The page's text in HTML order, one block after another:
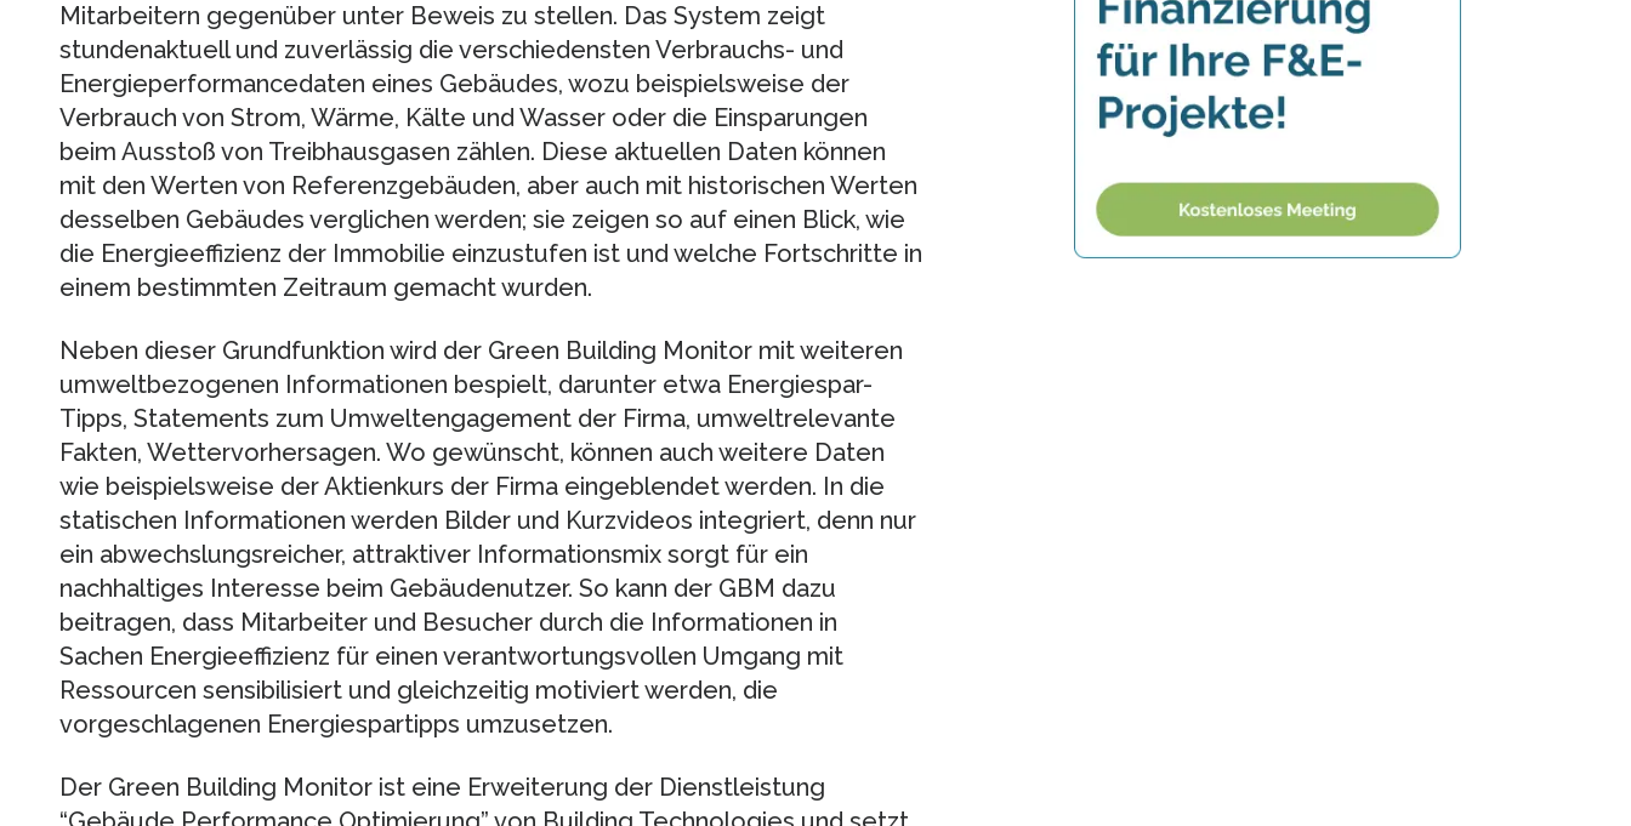
Mitarbeitern gegenüber unter Beweis zu stellen. Das System zeigt
stundenaktuell und zuverlässig die verschiedensten Verbrauchs- und
Energieperformancedaten eines Gebäudes, wozu beispielsweise der
Verbrauch von Strom, Wärme, Kälte und Wasser oder die Einsparungen
beim Ausstoß von Treibhausgasen zählen. Diese aktuellen Daten können
mit den Werten von Referenzgebäuden, aber auch mit historischen Werten
desselben Gebäudes verglichen werden; sie zeigen so auf einen Blick, wie
die Energieeffizienz der Immobilie einzustufen ist und welche Fortschritte in
einem bestimmten Zeitraum gemacht wurden.
Neben dieser Grundfunktion wird der Green Building Monitor mit weiteren
umweltbezogenen Informationen bespielt, darunter etwa Energiespar-
Tipps, Statements zum Umweltengagement der Firma, umweltrelevante
Fakten, Wettervorhersagen. Wo gewünscht, können auch weitere Daten
wie beispielsweise der Aktienkurs der Firma eingeblendet werden. In die
statischen Informationen werden Bilder und Kurzvideos integriert, denn nur
ein abwechslungsreicher, attraktiver Informationsmix sorgt für ein
nachhaltiges Interesse beim Gebäudenutzer. So kann der GBM dazu
beitragen, dass Mitarbeiter und Besucher durch die Informationen in
Sachen Energieeffizienz für einen verantwortungsvollen Umgang mit
Ressourcen sensibilisiert und gleichzeitig motiviert werden, die
vorgeschlagenen Energiespartipps umzusetzen.
Der Green Building Monitor ist eine Erweiterung der Dienstleistung